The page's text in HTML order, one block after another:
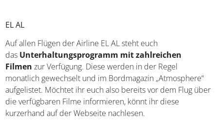
EL AL
Auf allen Flügen der Airline EL AL steht euch
das Unterhaltungsprogramm mit zahlreichen
Filmen zur Verfügung. Diese werden in der Regel
monatlich gewechselt und im Bordmagazin „Atmosphere“
aufgelistet. Möchtet ihr euch also bereits vor dem Flug über
die verfügbaren Filme informieren, könnt ihr diese
kurzerhand auf der Webseite nachlesen.